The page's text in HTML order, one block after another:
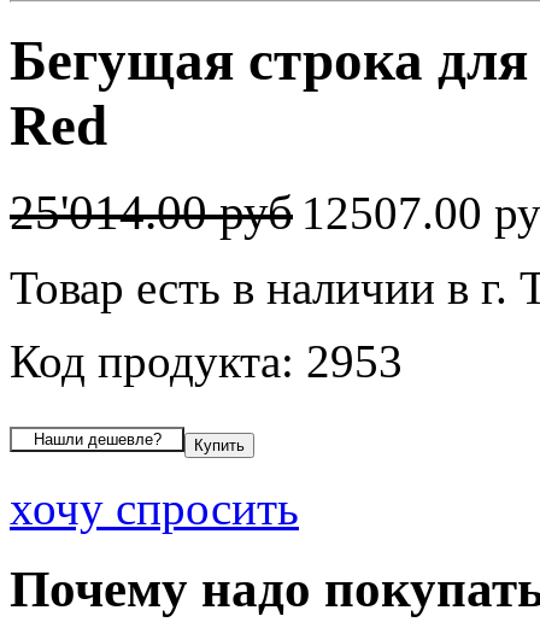
Бегущая строка
Red
25'014.00 руб 12507.00
Товар есть в наличии в г.
Код продукта: 2953
хочу спросить
Почему надо